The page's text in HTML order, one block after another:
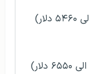
سالیانه ۱۰۰۰ الی ۵۰۰۰ یورو (۱۰۱۰ الی ۵۴۶۰ دلار)
سالیانه ۲۰۰۰ الی ۶۰۰۰ یورو (۲۱۸۰ الی ۶۵۵۰ دلار)